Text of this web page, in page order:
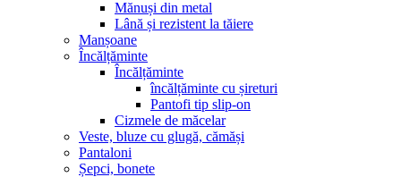
Mănuși din metal
Lână și rezistent la tăiere
Manșoane
Încălțăminte
Încălțăminte
încălțăminte cu șireturi
Pantofi tip slip-on
Cizmele de măcelar
Veste, bluze cu glugă, cămăși
Pantaloni
Șepci, bonete